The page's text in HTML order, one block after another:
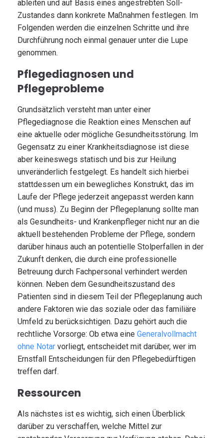
ableiten und auf Basis eines angestrebten Soll-
Zustandes dann konkrete Maßnahmen festlegen. Im
Folgenden werden die einzelnen Schritte und ihre
Durchführung noch einmal genauer unter die Lupe
genommen.
Pflegediagnosen und
Pflegeprobleme
Grundsätzlich versteht man unter einer
Pflegediagnose die Reaktion eines Menschen auf
eine aktuelle oder mögliche Gesundheitsstörung. Im
Gegensatz zu einer Krankheitsdiagnose ist diese
aber keineswegs statisch und bis zur Heilung
unveränderlich festgelegt. Es handelt sich hierbei
stattdessen um ein bewegliches Konstrukt, das im
Laufe der Pflege jederzeit angepasst werden kann
(und muss). Zu Beginn der Pflegeplanung sollte man
als Gesundheits- und Krankenpfleger nicht nur an die
aktuell bestehenden Probleme der Pflege, sondern
darüber hinaus auch an potentielle Stolperfallen in der
Zukunft denken, die durch eine professionelle
Betreuung durch Fachpersonal verhindert werden
können. Neben dem Gesundheitszustand des
Patienten sind in diesem Teil der Pflegeplanung auch
andere Faktoren wie das soziale oder das familiäre
Umfeld zu berücksichtigen. Dazu gehört auch die
rechtliche Vorsorge: Ob etwa eine Generalvollmacht
ohne Notar vorliegt, entscheidet mit darüber, wer im
Ernstfall Entscheidungen für den Pflegebedürftigen
treffen darf.
Ressourcen
Als nächstes ist es wichtig, sich einen Überblick
darüber zu verschaffen, welche Mittel zur